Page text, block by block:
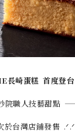
長崎蛋糕 首度登
院職人技藝甜點
台灣店鋪發售